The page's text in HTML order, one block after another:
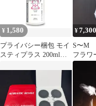
¥ 1,580
プライバシー梱包 モイ
スティプラス 200ml
ル 潤滑 ゼリー マッサ
ージ ローション ヒアル
ロン酸 コラーゲン 配合
乾きにくい 拭き取り簡
¥7,300
S〜M
フラ
ブレ
レエ